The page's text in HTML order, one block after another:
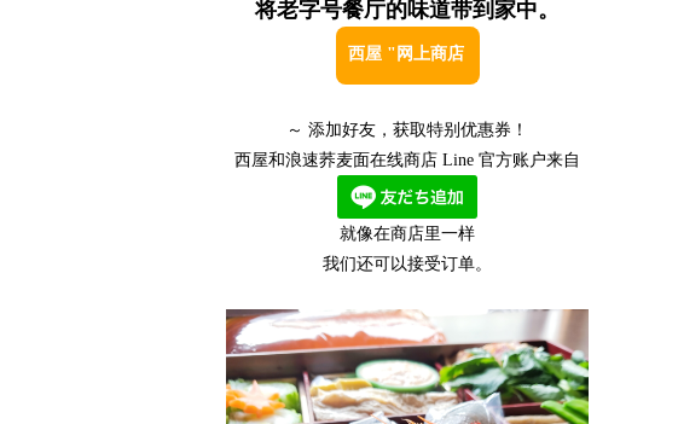
将老字号餐厅的味道带到家中。
西屋 "网上商店
～ 添加好友，获取特别优惠券！
西屋和浪速荞麦面在线商店 Line 官方账户来自
就像在商店里一样
我们还可以接受订单。